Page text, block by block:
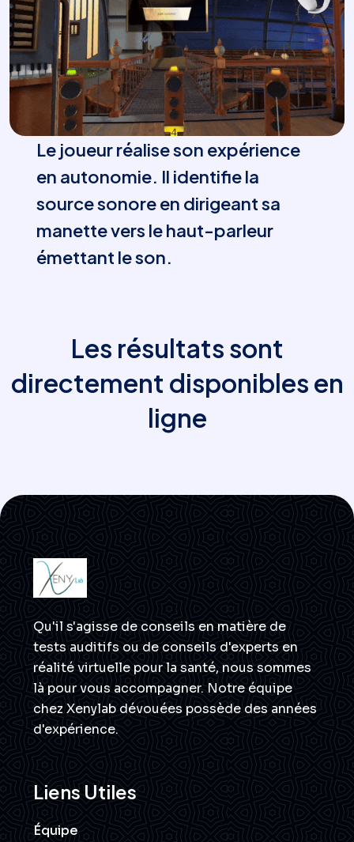
Le joueur réalise son expérience
en autonomie. Il identifie la
source sonore en dirigeant sa
manette vers le haut-parleur
émettant le son.
Les résultats sont
directement disponibles en
ligne
Qu'il s'agisse de conseils en matière de
tests auditifs ou de conseils d'experts en
réalité virtuelle pour la santé, nous sommes
là pour vous accompagner. Notre équipe
chez Xenylab dévouées possède des années
d'expérience.
Liens Utiles
Équipe